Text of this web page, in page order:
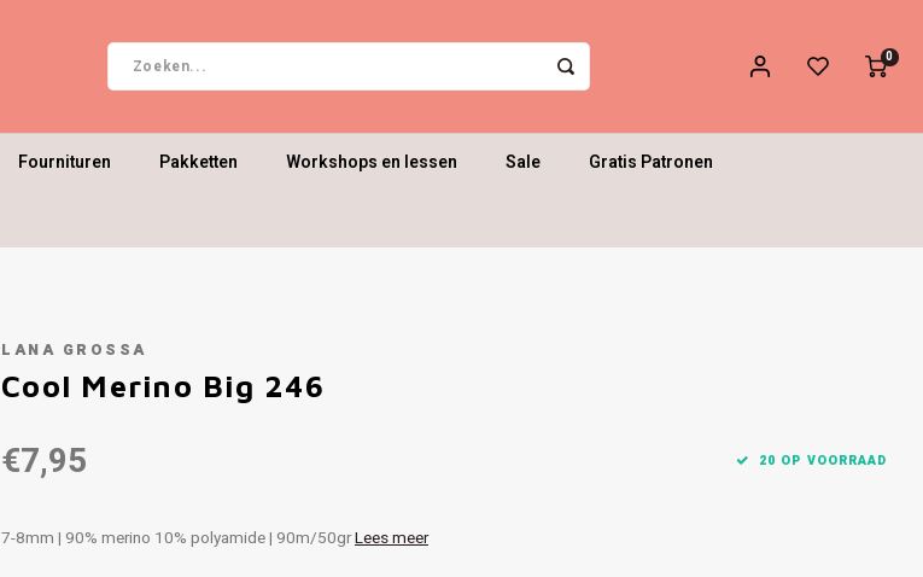
0
Fournituren Pakketten Workshops en lessen Sale Gratis Patronen
LANA GROSSA
Cool Merino Big 246
€7,95 20 OP VOORRAAD
7-8mm | 90% merino 10% polyamide | 90m/50grLees meer